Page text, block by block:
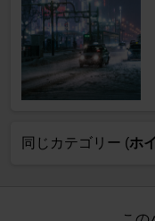
同じカテゴリー (ホ